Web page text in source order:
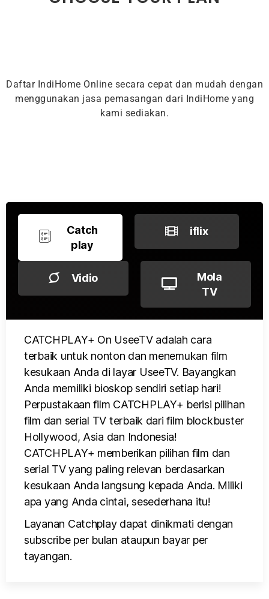
Daftar IndiHome Online secara cepat dan mudah dengan
menggunakan jasa pemasangan dari IndiHome yang
kami sediakan.
Catch
play
iflix
Vidio
Mola
TV
CATCHPLAY+ On UseeTV adalah cara
terbaik untuk nonton dan menemukan film
kesukaan Anda di layar UseeTV. Bayangkan
Anda memiliki bioskop sendiri setiap hari!
Perpustakaan film CATCHPLAY+ berisi pilihan
film dan serial TV terbaik dari film blockbuster
Hollywood, Asia dan Indonesia!
CATCHPLAY+ memberikan pilihan film dan
serial TV yang paling relevan berdasarkan
kesukaan Anda langsung kepada Anda. Miliki
apa yang Anda cintai, sesederhana itu!
Layanan Catchplay dapat dinikmati dengan
subscribe per bulan ataupun bayar per
tayangan.